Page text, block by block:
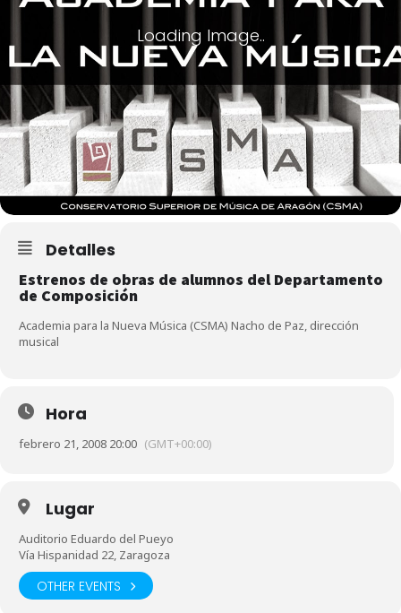
Detalles
Estrenos de obras de alumnos del Departamento
de Composición
Academia para la Nueva Música (CSMA) Nacho de Paz, dirección
musical
Hora
febrero 21, 2008 20:00 (GMT+00:00)
Lugar
Auditorio Eduardo del Pueyo
Vía Hispanidad 22, Zaragoza
OTHER EVENTS